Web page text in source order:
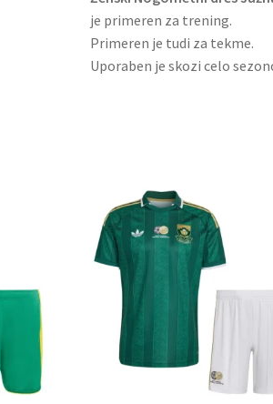
je primeren za trening.
Primeren je tudi za tekme.
Uporaben je skozi celo